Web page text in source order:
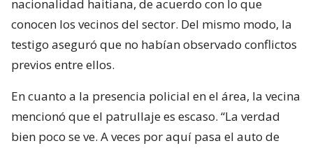
nacionalidad haitiana, de acuerdo con lo que
conocen los vecinos del sector. Del mismo modo, la
testigo aseguró que no habían observado conflictos
previos entre ellos.
En cuanto a la presencia policial en el área, la vecina
mencionó que el patrullaje es escaso. “La verdad
bien poco se ve. A veces por aquí pasa el auto de